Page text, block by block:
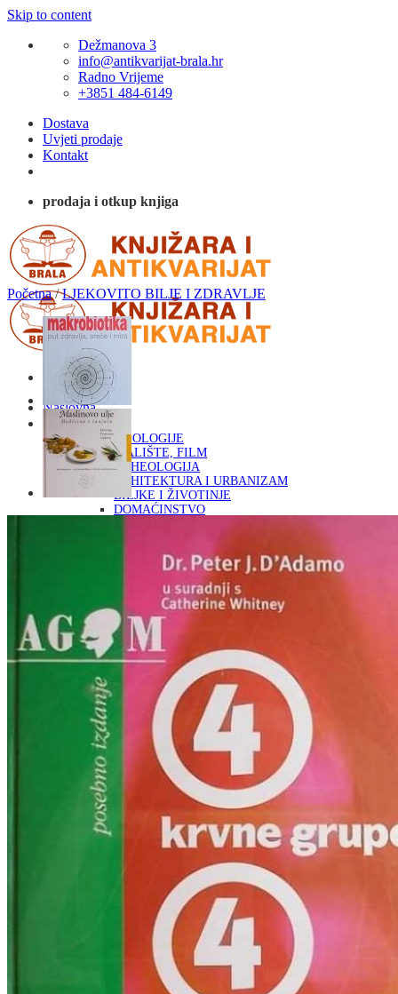
Skip to content
Dežmanova 3
info@antikvarijat-brala.hr
Radno Vrijeme
+3851 484-6149
Dostava
Uvjeti prodaje
Kontakt
prodaja i otkup knjiga
Naslovna
KNJIGE
OD ARHEOLOGIJE
DO KAZALIŠTE, FILM
ARHEOLOGIJA
ARHITEKTURA I URBANIZAM
BILJKE I ŽIVOTINJE
DOMAĆINSTVO
ENCIKLOPEDIJE I LEKSIKONI
FILOZOFIJA, SOCIOLOGIJA, ANTROPOLOGIJA
FOTOGRAFIJA
GLAZBENA UMJETNOST
KAZALIŠTE, FILM
OD KNJIŽEVNOST
DO RELIGIJA
KNJIŽEVNOST
LIKOVNA UMJETNOST
LJEKOVITO BILJE I ZDRAVLJE
MITOLOGIJA
POVIJEST I PUBLICISTIKA
PRIRODNE ZNANOSTI
PSIHOLOGIJA, POPULARNA PSIHOLOGIJA,
ALTERNATIVA
RAZNO
RELIGIJA
OD RJEČNIKA
DO ZEMLJOVIDA
RJEČNICI, GRAMATIKE, PRAVOPISI…
SPORT
STRIPOVI
TEHNIČKE ZNANOSTI
TEORIJA I POVIJEST KNJIŽEVNOSTI
VEDUTE
ZAGREB
ZEMLJOVIDI
Početna / LJEKOVITO BILJE I ZDRAVLJE